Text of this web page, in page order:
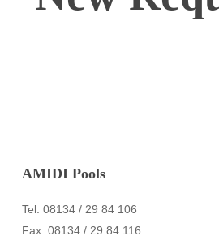
AMIDI Pools
Tel: 08134 / 29 84 106
Fax: 08134 / 29 84 116